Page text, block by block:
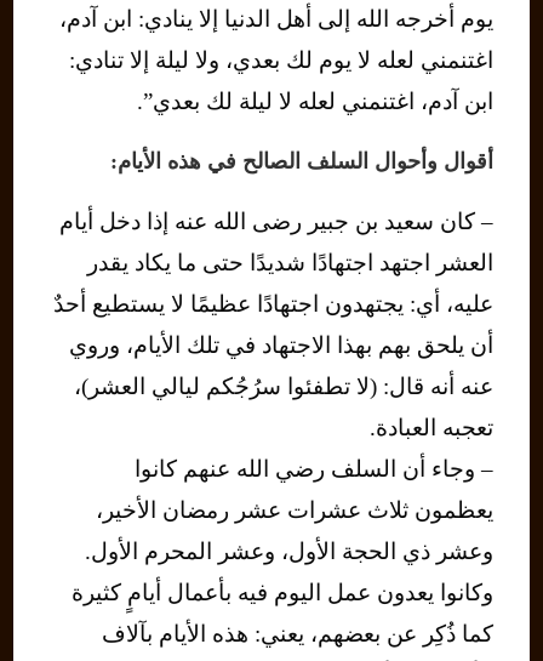
يوم أخرجه الله إلى أهل الدنيا إلا ينادي: ابن آدم،
اغتنمني لعله لا يوم لك بعدي، ولا ليلة إلا تنادي:
ابن آدم، اغتنمني لعله لا ليلة لك بعدي”.
أقوال وأحوال السلف الصالح في هذه الأيام:
– كان سعيد بن جبير رضى الله عنه إذا دخل أيام
العشر اجتهد اجتهادًا شديدًا حتى ما يكاد يقدر
عليه، أي: يجتهدون اجتهادًا عظيمًا لا يستطيع أحدٌ
أن يلحق بهم بهذا الاجتهاد في تلك الأيام، وروي
عنه أنه قال: (لا تطفئوا سرُجُكم ليالي العشر)،
تعجبه العبادة.
– وجاء أن السلف رضي الله عنهم كانوا
يعظمون ثلاث عشرات عشر رمضان الأخير،
وعشر ذي الحجة الأول، وعشر المحرم الأول.
وكانوا يعدون عمل اليوم فيه بأعمال أيامٍ كثيرة
كما ذُكِر عن بعضهم، يعني: هذه الأيام بآلاف